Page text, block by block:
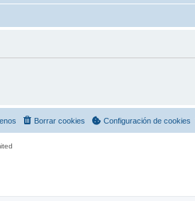
Configuración de cookies
Borrar cookies